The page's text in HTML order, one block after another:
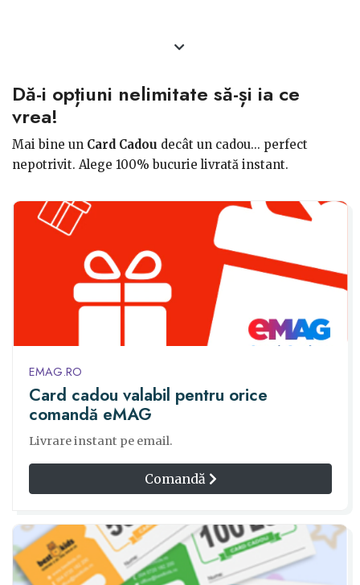
Dă-i opțiuni nelimitate să-și ia ce
vrea!
Mai bine un Card Cadou decât un cadou... perfect
nepotrivit. Alege 100% bucurie livrată instant.
EMAG.RO
Card cadou valabil pentru orice
comandă eMAG
Livrare instant pe email.
Comandă